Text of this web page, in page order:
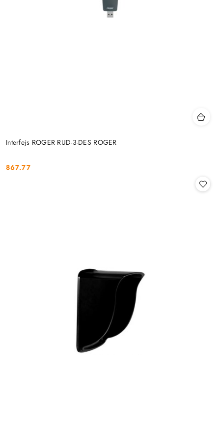
Interfejs ROGER RUD-3-DES ROGER
Cena:
867.77